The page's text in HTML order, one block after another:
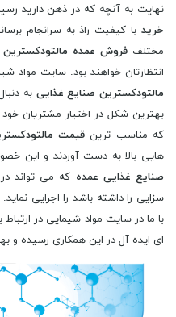
نهایت به آنچه که در ذهن دارید
خرید با کیفیت راذ به سرانجام
مختلف فروش عمده مالتودکسترین
انتظارتان خواهند بود. سایت مواد
مالتودکسترین صنایع غذایی به
بهترین شکل در اختیار مشتریان
که مناسب ترین قیمت
هایی بالا به دست آوردند و این
صنایع غذایی عمده که می تواند
سزایی را داشته باشد را اجرایی
با ما در سایت مواد شیمایی در
ای ایده آل در این همکاری رسیده و